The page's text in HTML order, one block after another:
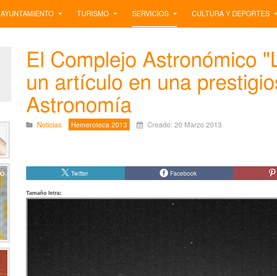
AYUNTAMIENTO TURISMO SERVICIOS CULTURA Y DEPORTES
El Complejo Astronómico
un artículo en una
Astronomía
Noticias Hemeroteca 2013 Creado: 20 Marzo 2013
Twitter Facebook
Tamaño letra: